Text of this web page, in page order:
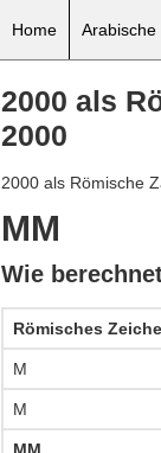
Home
2000 als
2000
2000 als Römische
MM
Wie
Römisches
M
M